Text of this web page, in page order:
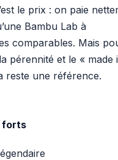
le prix : on paie
Bambu Lab à
comparables. Mais
pérennité et le « made
reste une référence.
forts